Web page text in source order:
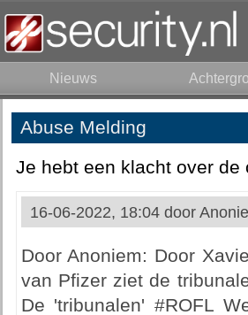
Nieuws
Abuse Melding
Je hebt een klacht over de
16-06-2022, 18:04 door
Door Anoniem: Door
van Pfizer ziet de
De 'tribunalen' #ROFL